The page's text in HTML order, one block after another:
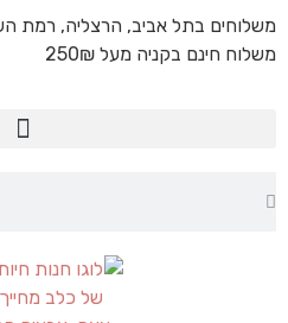
משלוחים בתל אביב, הרצליה, רמת
משלוח חינם בקניה מעל 250₪